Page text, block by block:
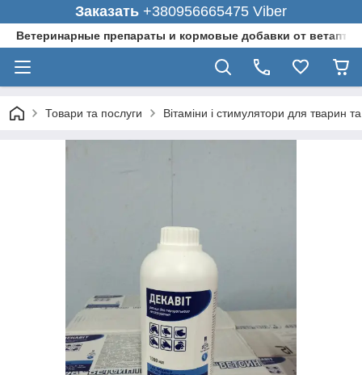
Заказать +380956665475 Viber
Ветеринарные препараты и кормовые добавки от
Товари та послуги Вітаміни і стимулятори для тварин та